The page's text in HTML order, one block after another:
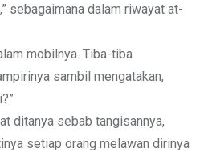
sebagaimana dalam riwayat at-
mobilnya. Tiba-tiba
sambil mengatakan,
ditanya sebab tangisannya,
setiap orang melawan dirinya